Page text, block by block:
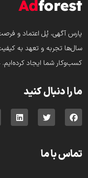
پارس‌ آگهی، پُل اعتماد و
سال‌ها تجربه و تعهد به
کسب‌وکار شما ایجاد
ما را دنبال کنید
تماس با ما